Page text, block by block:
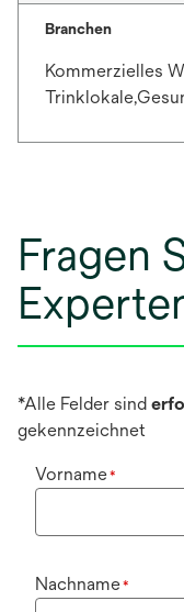
Branchen
Kommerzielles
Fragen
*Alle Felder sind
gekennzeichnet
Vorname*
Nachname*